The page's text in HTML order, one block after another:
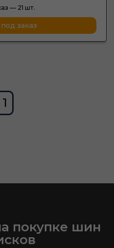
— 21 шт.
заказ
1
покупке шин